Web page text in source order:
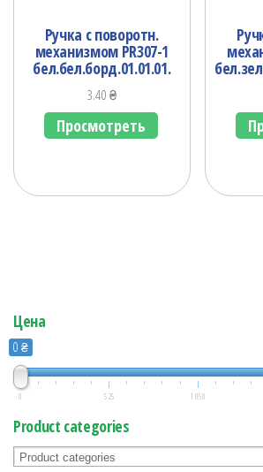
Ручка с поворотн.
механизмом PR307-1
бел.бел.борд.01.01.01.
3.40₴
Просмотреть
Цена
0 ₴
0 525 1 050
Product categories